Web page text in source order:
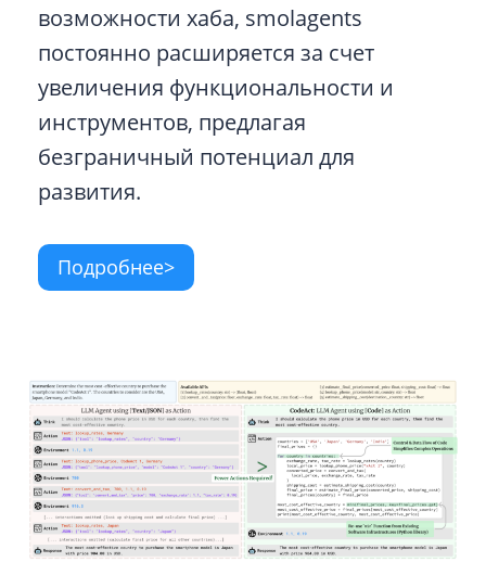
возможности хаба, smolagents
постоянно расширяется за счет
увеличения функциональности и
инструментов, предлагая
безграничный потенциал для
развития.
Подробнее>